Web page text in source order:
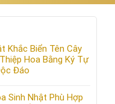
Khắc Biển Tên Cây
Hoa Bằng Ký Tự
Đáo
Sinh Nhật Phù Hợp